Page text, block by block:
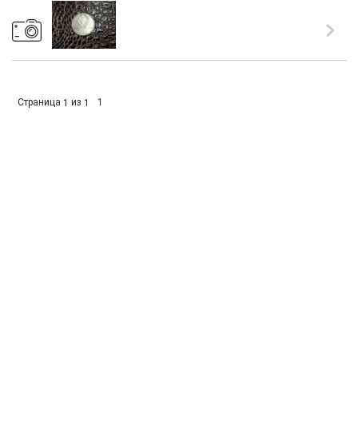
Страница 1 из 1 1